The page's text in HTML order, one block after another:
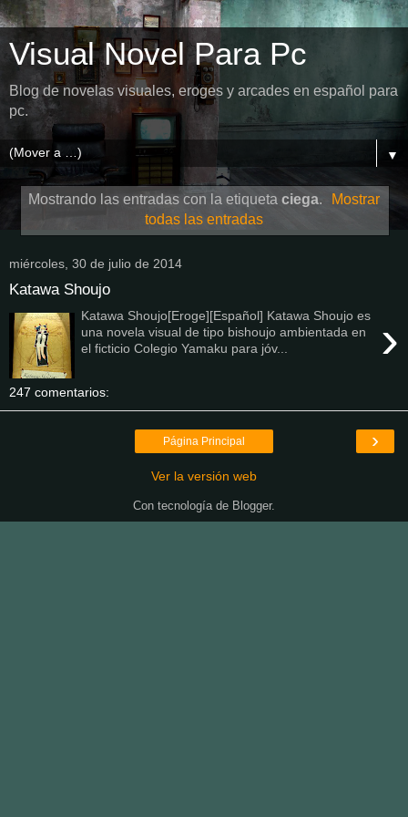
Visual Novel Para Pc
Blog de novelas visuales, eroges y arcades en español para
pc.
▼
Mostrando las entradas con la etiqueta ciega.
Mostrar
todas las entradas
miércoles, 30 de julio de 2014
Katawa Shoujo
›
Katawa Shoujo[Eroge][Español] Katawa Shoujo es
una novela visual de tipo bishoujo ambientada en
el ficticio Colegio Yamaku para jóv...
247 comentarios:
›
Página Principal
Ver la versión web
Con tecnología de Blogger.